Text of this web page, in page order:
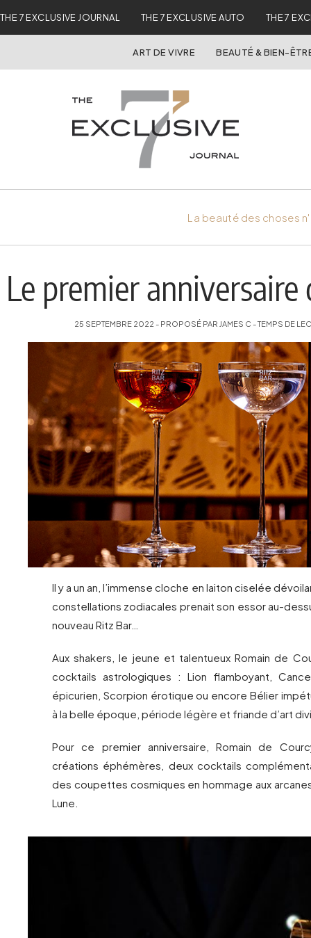
THE 7 EXCLUSIVE JOURNAL THE 7 EXCLUSIVE AUTO THE 7
ART DE VIVRE BEAUTÉ & BIEN-
La beauté des choses
Le premier anniversaire
25 SEPTEMBRE 2022 - PROPOSÉ PAR JAMES C - TEMPS DE
Il y a un an, l’immense cloche en laiton ciselée
constellations zodiacales prenait son essor au-
nouveau Ritz Bar…
Aux shakers, le jeune et talentueux Romain de
cocktails astrologiques : Lion flamboyant,
épicurien, Scorpion érotique ou encore Bélier
à la belle époque, période légère et friande d’art
Pour ce premier anniversaire, Romain de
créations éphémères, deux cocktails
des coupettes cosmiques en hommage aux
Lune.